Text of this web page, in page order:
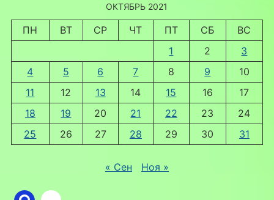
ОКТЯБРЬ 2021
ПН ВТ СР ЧТ ПТ СБ
ВС
1
2
3
4
5 6 7 8 9
10
11
12 13 14 15 16
17
18
19 20 21 22 23
24
25
26 27 28 29 30 31
« Сен Ноя »